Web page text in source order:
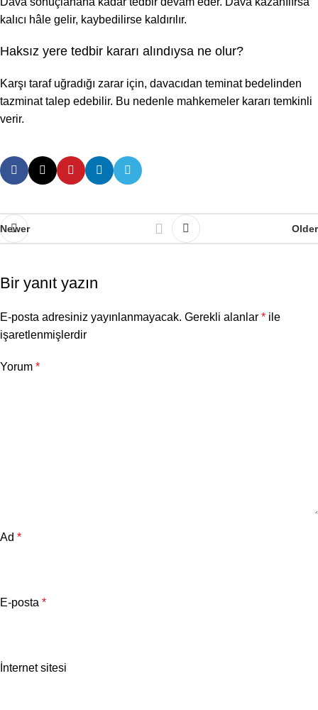
kalıcı hâle gelir, kaybedilirse kaldırılır.
Haksız yere tedbir kararı alındıysa ne olur?
Karşı taraf uğradığı zarar için, davacıdan teminat bedelinden
tazminat talep edebilir. Bu nedenle mahkemeler kararı temkinli
verir.
Newer Older
Bir yanıt yazın
E-posta adresiniz yayınlanmayacak. Gerekli alanlar * ile
işaretlenmişlerdir
Yorum *
Ad *
E-posta *
İnternet sitesi